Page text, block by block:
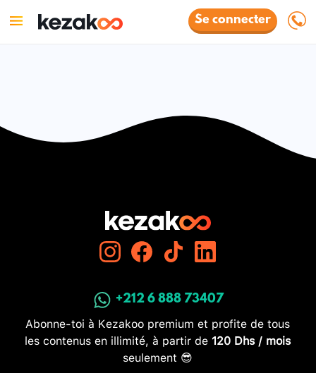
Se connecter
+212 6 888 73407
Abonne-toi à Kezakoo premium et profite de tous
les contenus en illimité, à partir de 120 Dhs / mois
seulement 😎